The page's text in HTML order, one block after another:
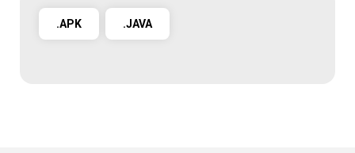
.APK .JAVA